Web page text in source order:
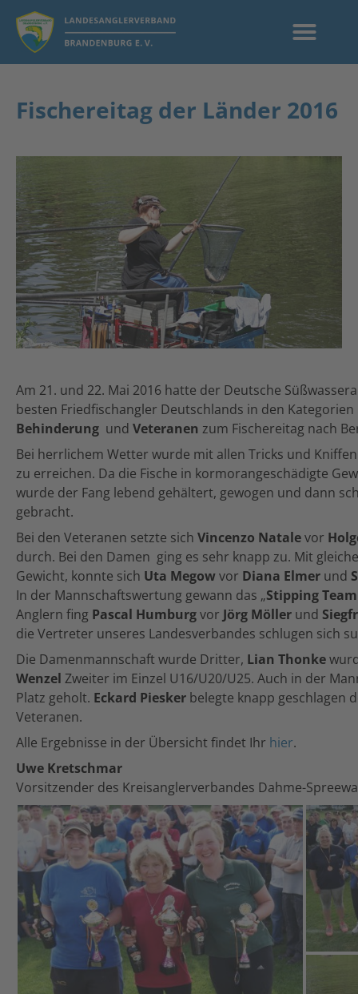
Fischereitag der Länder 2016
Am 21. und 22. Mai 2016 hatte der Deutsche
besten Friedfischangler Deutschlands in den Kategorien
Behinderung und Veteranen zum Fischereitag nach
Bei herrlichem Wetter wurde mit allen Tricks und
zu erreichen. Da die Fische in kormorangeschädigte
wurde der Fang lebend gehältert, gewogen und dann
gebracht.
Bei den Veteranen setzte sich Vincenzo Natalevor
durch. Bei den Damen ging es sehr knapp zu. Mit
Gewicht, konnte sich Uta Megowvor Diana Elmer und
In der Mannschaftswertung gewann das „Stipping
Anglern fing Pascal Humburgvor Jörg Möller und
die Vertreter unseres Landesverbandes schlugen sich
Die Damenmannschaft wurde Dritter, Lian Thonke
Wenzel Zweiter im Einzel U16/U20/U25. Auch in der
Platz geholt. Eckard Piesker belegte knapp geschlagen
Veteranen.
Alle Ergebnisse in der Übersicht findet Ihr hier.
Uwe Kretschmar
Vorsitzender des Kreisanglerverbandes Dahme-